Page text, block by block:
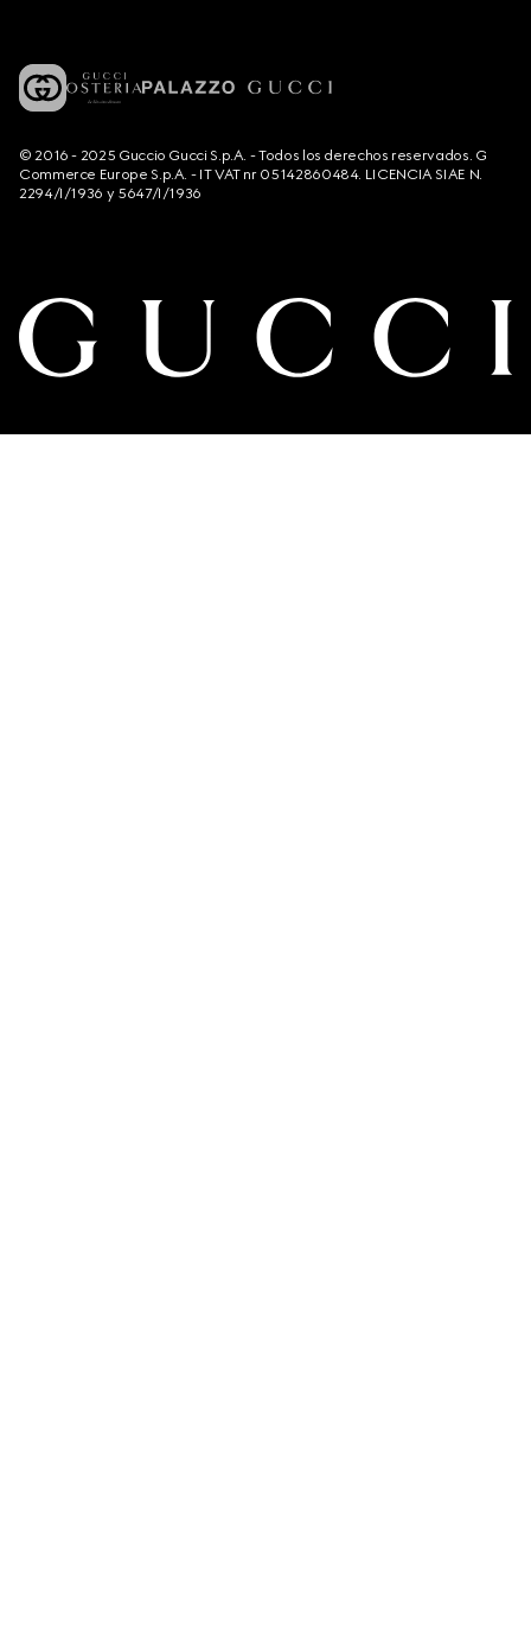
© 2016 - 2025 Guccio Gucci S.p.A. - Todos los derechos reservados. G
Commerce Europe S.p.A. - IT VAT nr 05142860484. LICENCIA SIAE N.
2294/I/1936 y 5647/I/1936